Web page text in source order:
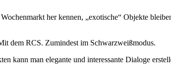
her kennen, „exotische“ Objekte
dem RCS. Zumindest im Schwarzweißmodus.
man elegante und interessante Dialoge